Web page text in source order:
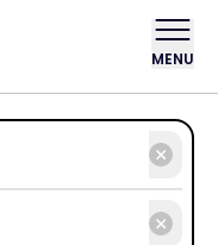
MENU